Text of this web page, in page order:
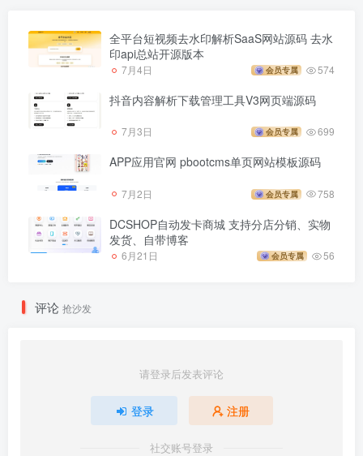
全平台短视频去水印解析SaaS网站源码 去水
印api总站开源版本
7月4日 会员专属 574
抖音内容解析下载管理工具V3网页端源码
7月3日 会员专属 699
APP应用官网 pbootcms单页网站模板源码
7月2日 会员专属 758
DCSHOP自动发卡商城 支持分店分销、实物
发货、自带博客
6月21日 会员专属 56
评论 抢沙发
请登录后发表评论
登录 注册
社交账号登录